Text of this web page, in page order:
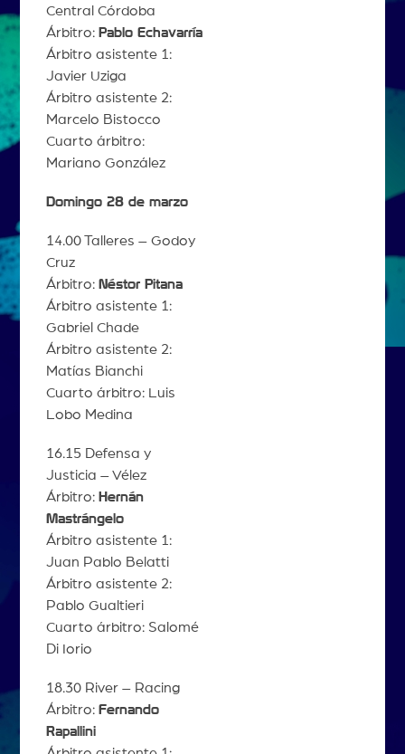
Central Córdoba
Árbitro: Pablo Echavarría
Árbitro asistente 1:
Javier Uziga
Árbitro asistente 2:
Marcelo Bistocco
Cuarto árbitro:
Mariano González
Domingo 28 de marzo
14.00 Talleres – Godoy
Cruz
Árbitro: Néstor Pitana
Árbitro asistente 1:
Gabriel Chade
Árbitro asistente 2:
Matías Bianchi
Cuarto árbitro: Luis
Lobo Medina
16.15 Defensa y
Justicia – Vélez
Árbitro: Hernán
Mastrángelo
Árbitro asistente 1:
Juan Pablo Belatti
Árbitro asistente 2:
Pablo Gualtieri
Cuarto árbitro: Salomé
Di Iorio
18.30 River – Racing
Árbitro: Fernando
Rapallini